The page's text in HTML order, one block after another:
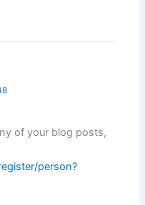
of your blog posts,
person?